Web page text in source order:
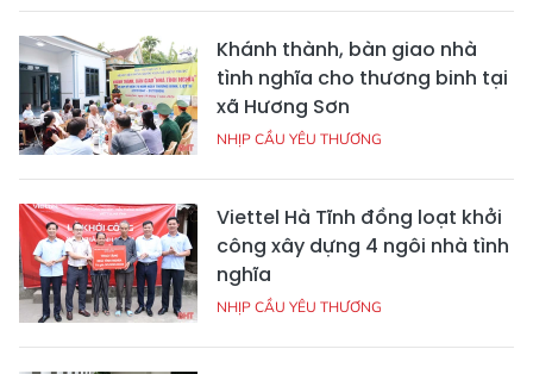
Khánh thành, bàn giao nhà
tình nghĩa cho thương binh tại
xã Hương Sơn
NHỊP CẦU YÊU THƯƠNG
Viettel Hà Tĩnh đồng loạt khởi
công xây dựng 4 ngôi nhà tình
nghĩa
NHỊP CẦU YÊU THƯƠNG